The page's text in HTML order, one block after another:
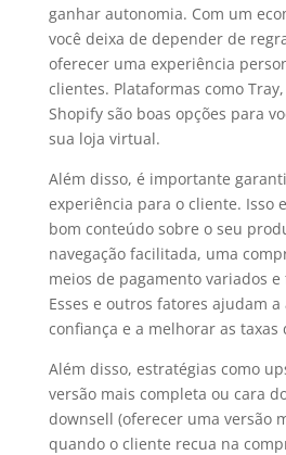
ganhar autonomia. Com um
você deixa de depender de
oferecer uma experiência
clientes. Plataformas como
Shopify são boas opções para
sua loja virtual.
Além disso, é importante
experiência para o cliente. Isso
bom conteúdo sobre o seu
navegação facilitada, uma
meios de pagamento variados
Esses e outros fatores ajudam
confiança e a melhorar as taxas
Além disso, estratégias como
versão mais completa ou cara
downsell (oferecer uma versão
quando o cliente recua na